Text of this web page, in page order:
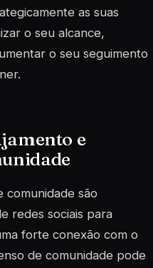
as suas
o seu alcance,
o seu seguimento
e
comunidade são
redes sociais para
forte conexão com o
de comunidade pode